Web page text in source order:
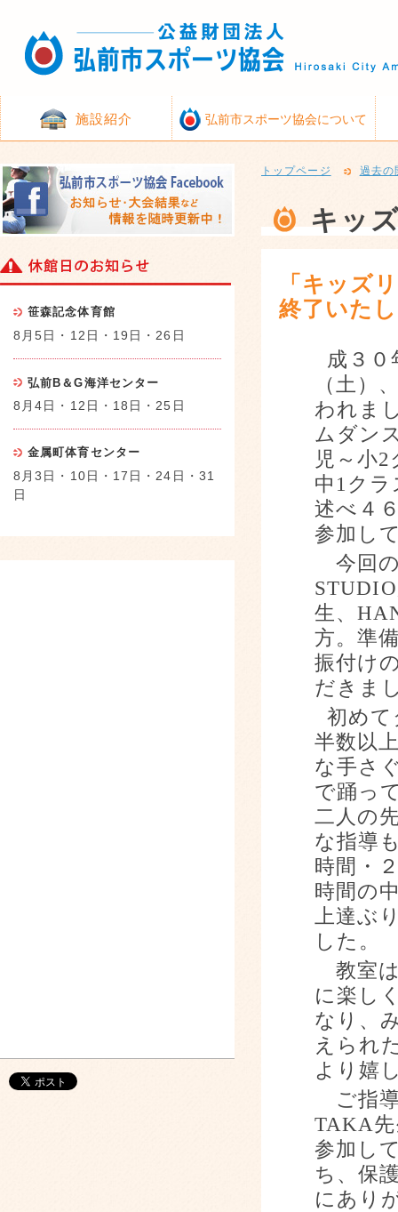
施設紹介 弘前市スポーツ協会について
トップページ 過去の
キッ
「キッズ
終了いた
成３０
（土）
われま
ムダン
児～小2
中 1 クラ
述べ４
参加し
今回
STUDIO
生、
方。準
振付け
だきま
初め
半数以
な手さ
で踊っ
二人の
な指導
時間・
時間の
上達ぶ
した。
教室
に楽し
なり、
えられ
より嬉
ご指
TAKA
参加し
ち、保
にあり
笹森記念体育館
8月5日・12日・19日・26日
弘前B＆G海洋センター
8月4日・12日・18日・25日
金属町体育センター
8月3日・10日・17日・24日・31
日